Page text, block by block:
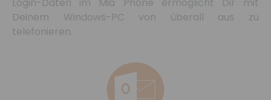
Deinem Windows-PC von überall aus zu
telefonieren.